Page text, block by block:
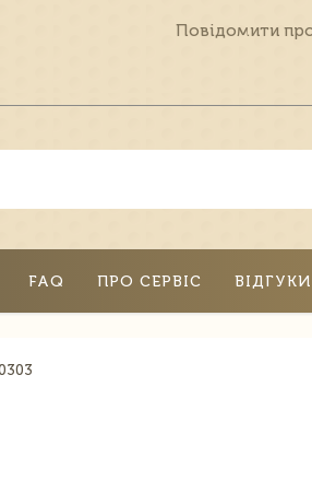
Повідомити
FAQ ПРО СЕРВІС ВІДГУКИ